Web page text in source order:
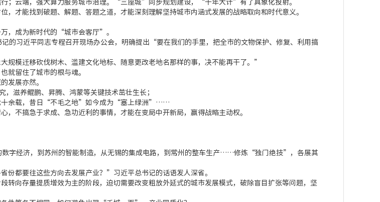
能找到破题、解题、答题之道，才能深刻理解坚持城市内涵式发展的战略取向和时代意义。
，成为新时代的“城市会客厅”。
习近平同志专程召开现场办公会，明确提出“要在我们的手里，把全市的文物保护、修复、利用搞
模迁移砍伐树木、滥建文化地标、随意更改老地名那样的事，决不能再干了。”
留住了城市的根与魂。
发展亦然。
养鲲鹏、昇腾、鸿蒙等关键技术茁壮生长；
余载，昔日“不毛之地”如今成为“塞上绿洲”……
搞急于求成、急功近利的事情，才能在变局中开新局，赢得战略主动权。
经济，到苏州的智能制造，从无锡的集成电路，到常州的整车生产……修炼“独门绝技”，各展其
都要往这些方向去发展产业？”习近平总书记的话语发人深省。
存量提质增效为主的阶段，迫切需要改变粗放外延式的城市发展模式，破除盲目扩张等问题，坚